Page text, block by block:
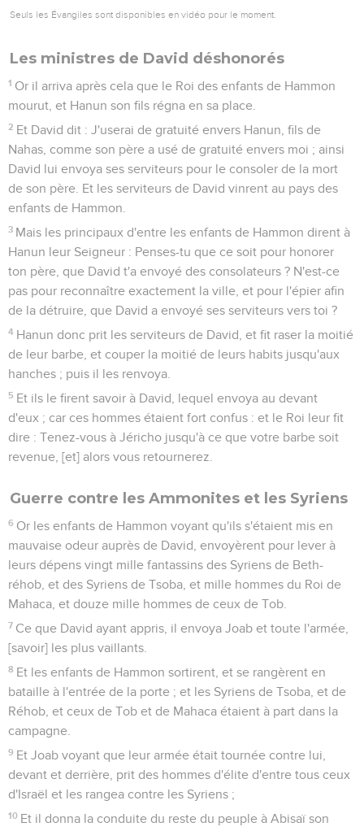
Seuls les Évangiles sont disponibles en vidéo pour le moment.
Les ministres de David déshonorés
1 Or il arriva après cela que le Roi des enfants de Hammon
mourut, et Hanun son fils régna en sa place.
2 Et David dit : J'userai de gratuité envers Hanun, fils de
Nahas, comme son père a usé de gratuité envers moi ; ainsi
David lui envoya ses serviteurs pour le consoler de la mort
de son père. Et les serviteurs de David vinrent au pays des
enfants de Hammon.
3 Mais les principaux d'entre les enfants de Hammon dirent à
Hanun leur Seigneur : Penses-tu que ce soit pour honorer
ton père, que David t'a envoyé des consolateurs ? N'est-ce
pas pour reconnaître exactement la ville, et pour l'épier afin
de la détruire, que David a envoyé ses serviteurs vers toi ?
4 Hanun donc prit les serviteurs de David, et fit raser la moitié
de leur barbe, et couper la moitié de leurs habits jusqu'aux
hanches ; puis il les renvoya.
5 Et ils le firent savoir à David, lequel envoya au devant
d'eux ; car ces hommes étaient fort confus : et le Roi leur fit
dire : Tenez-vous à Jéricho jusqu'à ce que votre barbe soit
revenue, [et] alors vous retournerez.
Guerre contre les Ammonites et les Syriens
6 Or les enfants de Hammon voyant qu'ils s'étaient mis en
mauvaise odeur auprès de David, envoyèrent pour lever à
leurs dépens vingt mille fantassins des Syriens de Beth-
réhob, et des Syriens de Tsoba, et mille hommes du Roi de
Mahaca, et douze mille hommes de ceux de Tob.
7 Ce que David ayant appris, il envoya Joab et toute l'armée,
[savoir] les plus vaillants.
8 Et les enfants de Hammon sortirent, et se rangèrent en
bataille à l'entrée de la porte ; et les Syriens de Tsoba, et de
Réhob, et ceux de Tob et de Mahaca étaient à part dans la
campagne.
9 Et Joab voyant que leur armée était tournée contre lui,
devant et derrière, prit des hommes d'élite d'entre tous ceux
d'Israël et les rangea contre les Syriens ;
10 Et il donna la conduite du reste du peuple à Abisaï son